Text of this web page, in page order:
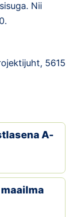
Nii
5615
A-